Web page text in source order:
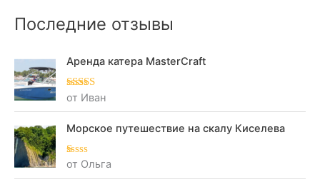
Последние отзывы
Аренда катера MasterCraft
Оценка5
от Иван
Морское путешествие на скалу Киселева
О
от Ольга